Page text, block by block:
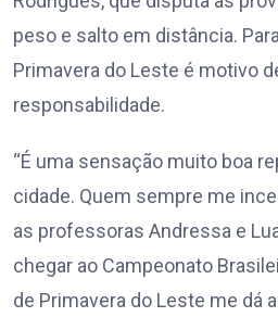
peso e salto em distância.
Primavera do Leste é motivo
responsabilidade.
“É uma sensação muito boa
cidade. Quem sempre me
as professoras Andressa e
chegar ao Campeonato
de Primavera do Leste me dá